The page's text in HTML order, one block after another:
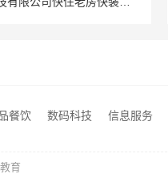
同城快装（湖北）科技有限公司：快住快装靠谱吗省心
州宜居佳装饰
餐饮 数码科技 信息服务
育